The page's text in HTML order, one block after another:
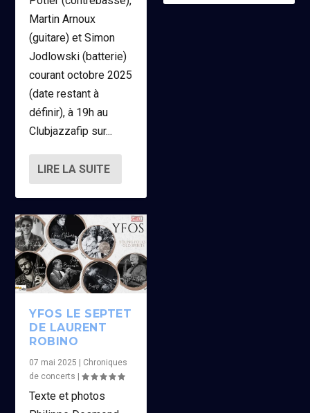
Martin Arnoux
(guitare) et Simon
Jodlowski (batterie)
courant octobre 2025
(date restant à
définir), à 19h au
Clubjazzafip sur...
LIRE LA SUITE
YFOS LE SEPTET
DE LAURENT
ROBINO
07 mai 2025 | Chroniques
de concerts |
Texte et photos